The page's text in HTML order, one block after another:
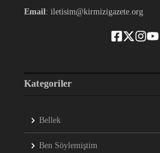
Email: iletisim@kirmizigazete.org
Kategoriler
Bellek
Ben Söylemiştim